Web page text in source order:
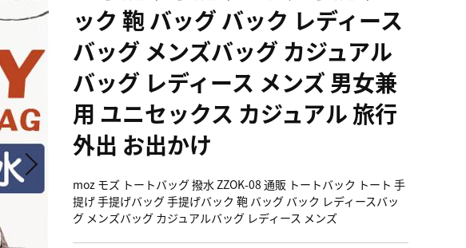
ック 鞄 バッグ バック レディース
バッグ メンズバッグ カジュアル
バッグ レディース メンズ 男女兼
用 ユニセックス カジュアル 旅行
外出 お出かけ
moz モズ トートバッグ 撥水 ZZOK-08 通販 トートバック トート 手
提げ 手提げバッグ 手提げバック 鞄 バッグ バック レディースバッ
グ メンズバッグ カジュアルバッグ レディース メンズ